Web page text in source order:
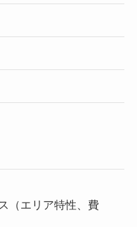
（エリア特性、費